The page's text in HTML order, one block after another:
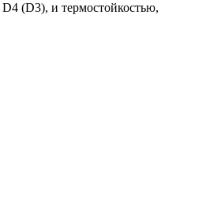
(D3), и термостойкостью,